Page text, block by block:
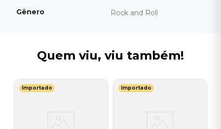
Gênero Rock and Roll
Quem viu, viu também!
Importado Importado